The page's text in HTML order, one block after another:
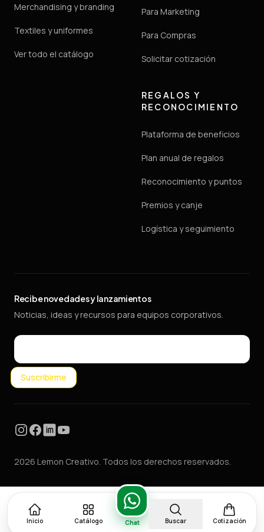
Merchandising y branding
Textiles y uniformes
Ver todo el catálogo
Para Marketing
Para Compras
Solicitar cotización
REGALOS Y
RECONOCIMIENTO
Plataforma de beneficios
Plan anual de regalos
Reconocimiento y puntos
Premios y canje
Logística y seguimiento
Recibe novedades y lanzamientos
Noticias, ideas y recursos para equipos corporativos.
Email
Suscribirme
Instagram
Facebook
LinkedInYouTube
2026 Lemon Creativo. Todos los derechos reservados.
Inicio Catálogo Chat Buscar Cotización